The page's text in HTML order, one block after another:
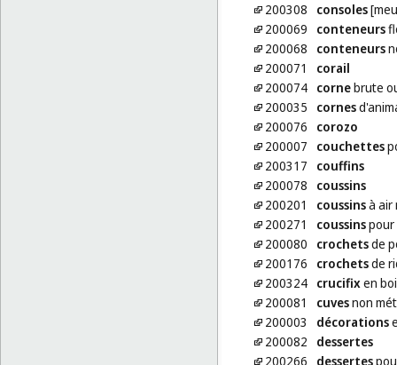
200308
consoles
200069
conteneurs
200068
conteneurs
200071
corail
200074 cornebrute
200035
cornes
200076
corozo
200007
couchettes
200317
couffins
200078
coussins
200201
coussinsà air
200271
coussinspour
200080
crochetsde
200176
crochetsde
200324 crucifixen
200081
cuvesnon
200003
décorations
200082
dessertes
200266
dessertes